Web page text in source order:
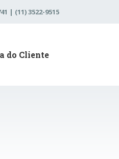
| (11) 3522-9515
do Cliente